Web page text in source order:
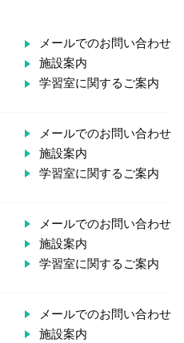
メールでのお問い合わせ
施設案内
学習室に関するご案内
メールでのお問い合わせ
施設案内
学習室に関するご案内
メールでのお問い合わせ
施設案内
学習室に関するご案内
メールでのお問い合わせ
施設案内